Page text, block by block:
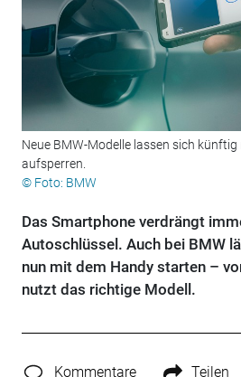
Neue BMW-Modelle lassen sich
aufsperren.
© Foto: BMW
Das Smartphone verdrängt
Autoschlüssel. Auch bei BMW
nun mit dem Handy starten –
nutzt das richtige Modell.
Kommentare Teilen